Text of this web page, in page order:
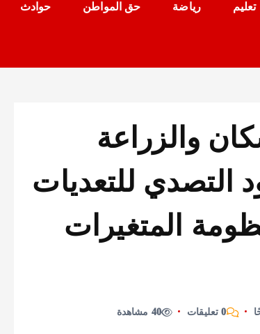
تعليم رياضة حق المواطن حوادث
والزراعة
التصدي للتعديات
المتغيرات
0 تعليقات 40 مشاهدة